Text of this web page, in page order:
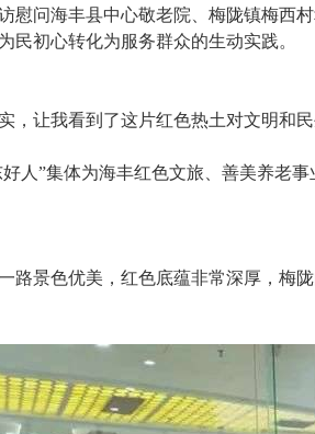
慰问海丰县中心敬老院、梅陇镇梅西
民初心转化为服务群众的生动实践。
，让我看到了这片红色热土对文明和
人”集体为海丰红色文旅、善美养老
路景色优美，红色底蕴非常深厚，梅